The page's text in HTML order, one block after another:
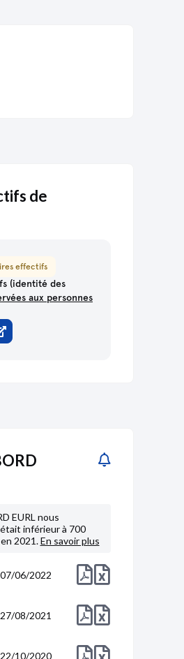
de
effectifs
(identité des
aux personnes
EURL nous
inférieur à 700
2021.En savoir plus
07/06/2022
27/08/2021
22/10/2020